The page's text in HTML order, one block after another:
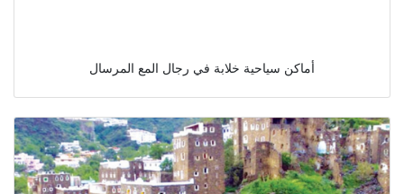
أماكن سياحية خلابة في رجال المع المرسال